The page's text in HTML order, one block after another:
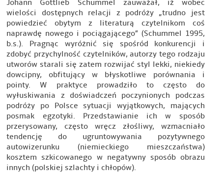
Johann Gottlieb Schummel zauważał, iż wobec
wielości dostępnych relacji z podróży „trudno jest
powiedzieć obytym z literaturą czytelnikom coś
naprawdę nowego i pociągającego” (Schummel 1995,
b.s.). Pragnąc wyróżnić się spośród konkurencji i
zdobyć przychylność czytelników, autorzy tego rodzaju
utworów starali się zatem rozwijać styl lekki, niekiedy
dowcipny, obfitujący w błyskotliwe porównania i
pointy. W praktyce prowadziło to często do
wyłuskiwania z doświadczeń poczynionych podczas
podróży po Polsce sytuacji wyjątkowych, mających
posmak egzotyki. Przedstawianie ich w sposób
przerysowany, często wręcz złośliwy, wzmacniało
tendencję do ugruntowywania pozytywnego
autowizerunku (niemieckiego mieszczaństwa)
kosztem szkicowanego w negatywny sposób obrazu
innych (polskiej szlachty i chłopów).